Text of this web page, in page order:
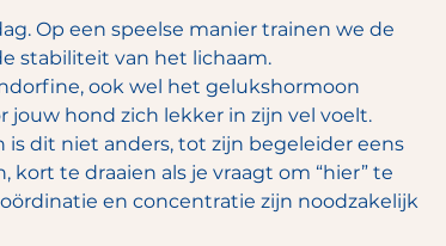
Op een speelse manier trainen we de
stabiliteit van het lichaam.
ook wel het gelukshormoon
jouw hond zich lekker in zijn vel voelt.
dit niet anders, tot zijn begeleider eens
te draaien als je vraagt om “hier” te
en concentratie zijn noodzakelijk